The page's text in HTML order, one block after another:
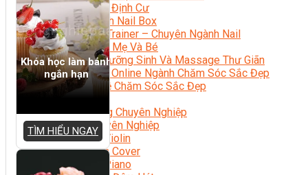
Nail Salon Định Cư
Kinh Doanh Nail Box
Train The Trainer – Chuyên Ngành Nail
Chăm Sóc Mẹ Và Bé
Gội Đầu Dưỡng Sinh Và Massage Thư Giãn
Marketing Online Ngành Chăm Sóc Sắc Đẹp
Chuyên Đề Chăm Sóc Sắc Đẹp
Nhạc Công Chuyên Nghiệp
Ca Sĩ Chuyên Nghiệp
Học Đàn Violin
Học Violin Cover
Học Đàn Piano
Khóa học làm bánh
ngắn hạn
TÌM HIỂU NGAY